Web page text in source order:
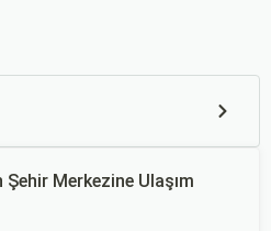
Merkezine Ulaşım